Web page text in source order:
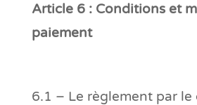
Article 6 : Conditions et
paiement
6.1 – Le règlement par le